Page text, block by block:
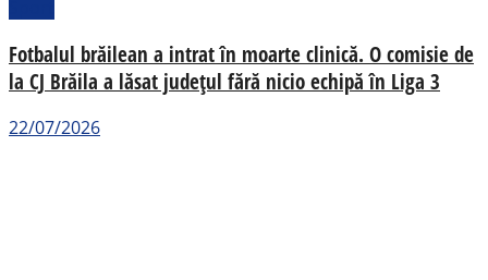
Fotbalul brăilean a intrat în moarte clinică. O comisie de
la CJ Brăila a lăsat județul fără nicio echipă în Liga 3
22/07/2026